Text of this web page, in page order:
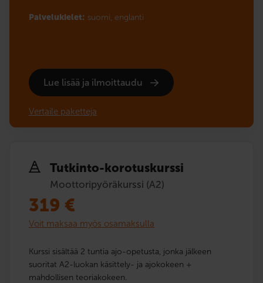
Palvelukielet: suomi, englanti
Lue lisää ja ilmoittaudu
Vertaile paketteja
Tutkinto-korotuskurssi
Moottoripyöräkurssi (A2)
319 €
Voit maksaa myös osamaksulla
Kurssi sisältää 2 tuntia ajo-opetusta, jonka jälkeen
suoritat A2-luokan käsittely- ja ajokokeen +
mahdollisen teoriakokeen.